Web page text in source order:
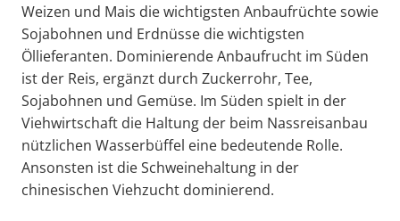
Weizen und Mais die wichtigsten Anbaufrüchte sowie
Sojabohnen und Erdnüsse die wichtigsten
Öllieferanten. Dominierende Anbaufrucht im Süden
ist der Reis, ergänzt durch Zuckerrohr, Tee,
Sojabohnen und Gemüse. Im Süden spielt in der
Viehwirtschaft die Haltung der beim Nassreisanbau
nützlichen Wasserbüffel eine bedeutende Rolle.
Ansonsten ist die Schweinehaltung in der
chinesischen Viehzucht dominierend.